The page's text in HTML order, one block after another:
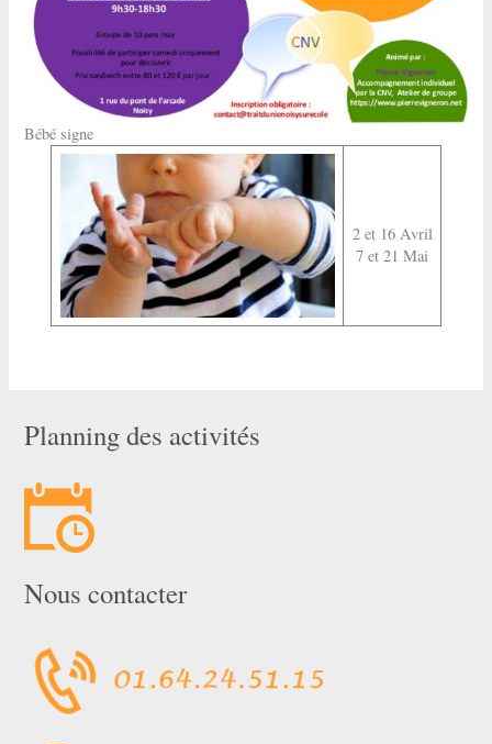
Bébé signe
2 et 16 Avril
7 et 21 Mai
Planning des activités
Nous contacter